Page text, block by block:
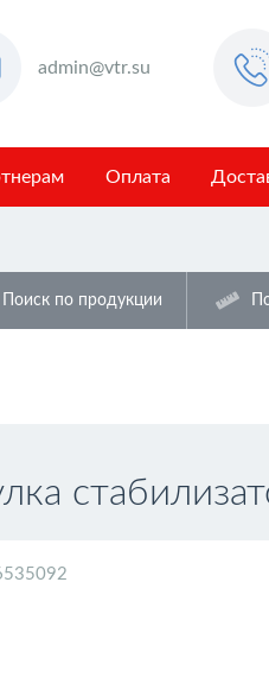
admin@vtr.su
Оплата
Поиск по продукции